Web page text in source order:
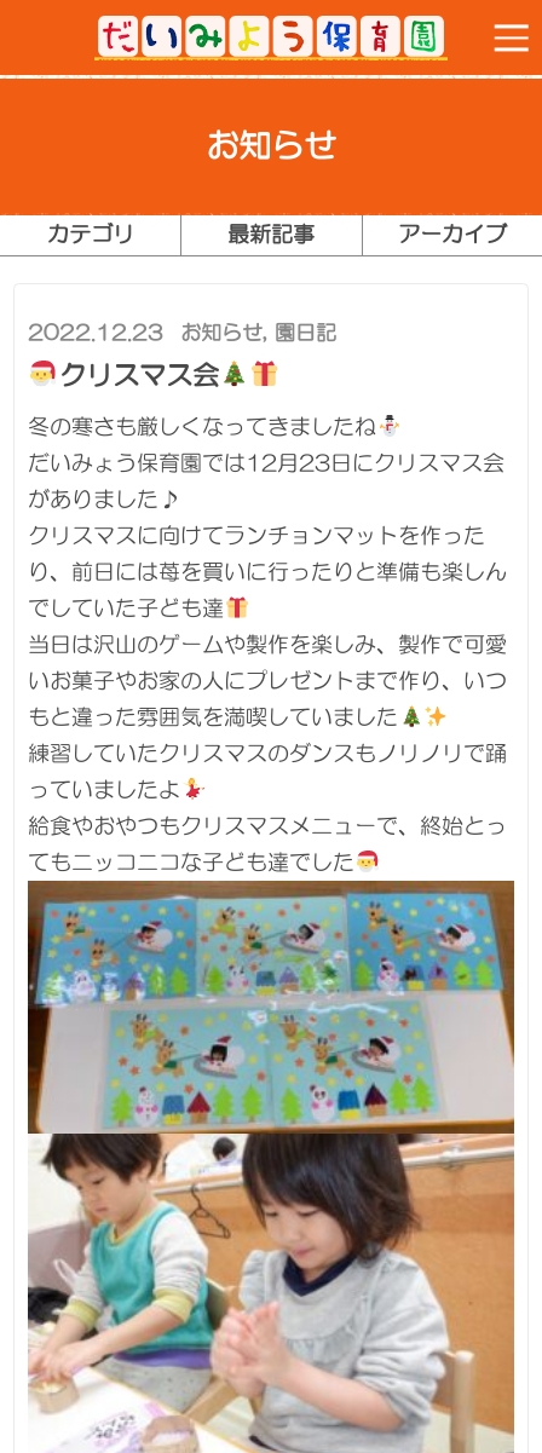
お知らせ
カテゴリ 最新記事 アーカイブ
2022.12.23 お知らせ, 園日記
クリスマス会
冬の寒さも厳しくなってきましたね
だいみょう保育園では12月23日にクリスマス会
がありました♪
クリスマスに向けてランチョンマットを作った
り、前日には苺を買いに行ったりと準備も楽しん
でしていた子ども達
当日は沢山のゲームや製作を楽しみ、製作で可愛
いお菓子やお家の人にプレゼントまで作り、いつ
もと違った雰囲気を満喫していました
練習していたクリスマスのダンスもノリノリで踊
っていましたよ
給食やおやつもクリスマスメニューで、終始とっ
てもニッコニコな子ども達でした